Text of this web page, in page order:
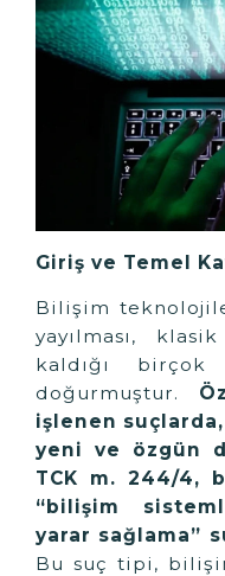
Giriş ve Temel
Bilişim
yayılması,
kaldığı
doğurmuştur.
işlenen suçlarda,
yeni ve özgün
TCK m. 244/4,
“bilişim
yarar sağlama”
Bu suç tipi,